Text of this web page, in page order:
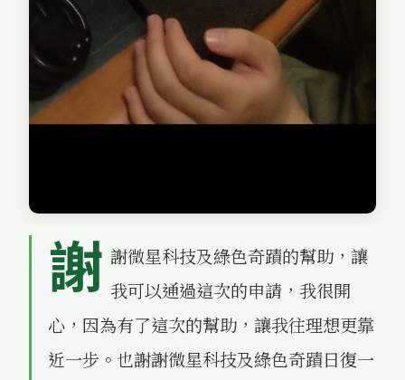
謝 謝微星科技及綠色奇蹟的幫助，讓
我可以通過這次的申請，我很開
心，因為有了這次的幫助，讓我往理想更靠
近一步。也謝謝微星科技及綠色奇蹟日復一